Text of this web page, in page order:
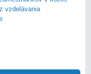
vzdelávania